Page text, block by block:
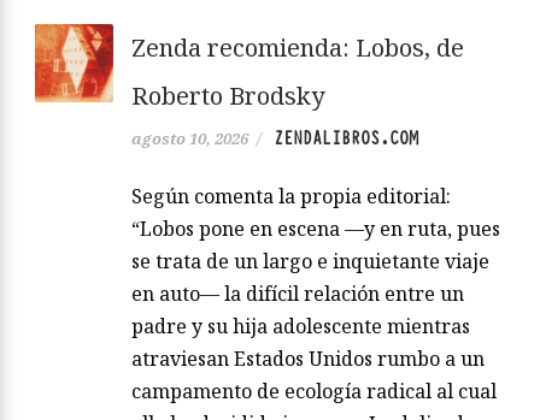
Zenda recomienda: Lobos, de
Roberto Brodsky
agosto 10, 2026 / ZENDALIBROS.COM
Según comenta la propia editorial:
“Lobos pone en escena —y en ruta, pues
se trata de un largo e inquietante viaje
en auto— la difícil relación entre un
padre y su hija adolescente mientras
atraviesan Estados Unidos rumbo a un
campamento de ecología radical al cual